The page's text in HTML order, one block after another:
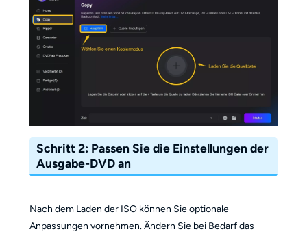
Schritt 2: Passen Sie die Einstellungen der
Ausgabe-DVD an
Nach dem Laden der ISO können Sie optionale
Anpassungen vornehmen. Ändern Sie bei Bedarf das